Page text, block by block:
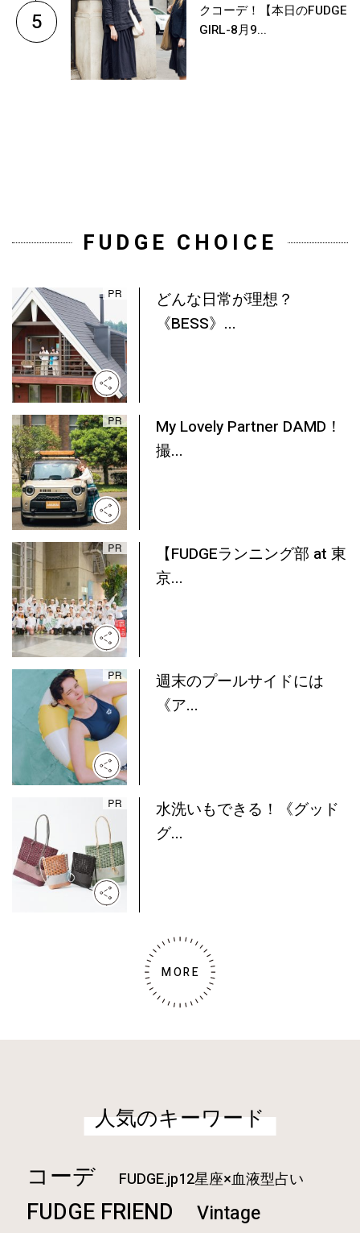
5
クコーデ！【本日のFUDGE
GIRL-8月9...
FUDGE CHOICE
どんな日常が理想？
《BESS》...
My Lovely Partner DAMD！
撮...
【FUDGEランニング部 at 東
京...
週末のプールサイドには
《ア...
水洗いもできる！《グッド
グ...
MORE
人気のキーワード
コーデ FUDGE.jp12星座×血液型占い
FUDGE FRIEND Vintage